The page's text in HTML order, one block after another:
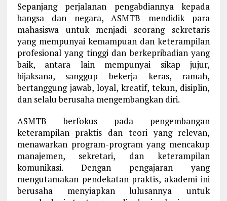
Sepanjang perjalanan pengabdiannya kepada
bangsa dan negara, ASMTB mendidik para
mahasiswa untuk menjadi seorang sekretaris
yang mempunyai kemampuan dan keterampilan
profesional yang tinggi dan berkepribadian yang
baik, antara lain mempunyai sikap jujur,
bijaksana, sanggup bekerja keras, ramah,
bertanggung jawab, loyal, kreatif, tekun, disiplin,
dan selalu berusaha mengembangkan diri.
ASMTB berfokus pada pengembangan
keterampilan praktis dan teori yang relevan,
menawarkan program-program yang mencakup
manajemen, sekretari, dan keterampilan
komunikasi. Dengan pengajaran yang
mengutamakan pendekatan praktis, akademi ini
berusaha menyiapkan lulusannya untuk